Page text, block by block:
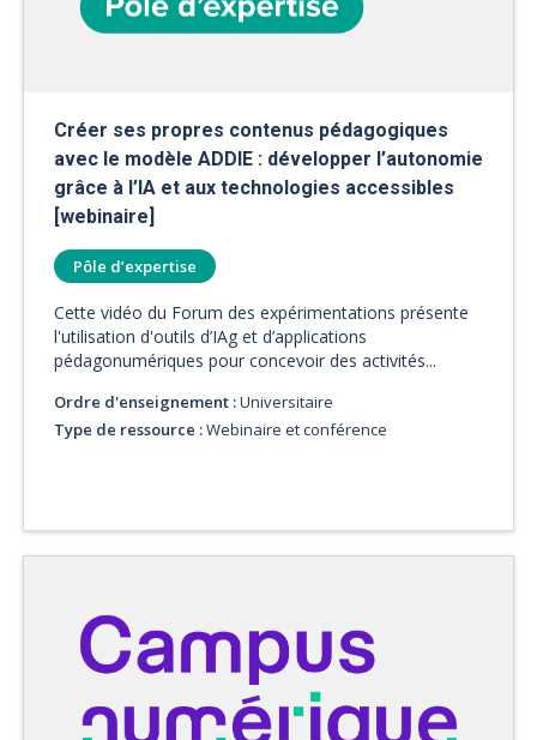
Créer ses propres contenus pédagogiques
avec le modèle ADDIE : développer l’autonomie
grâce à l’IA et aux technologies accessibles
[webinaire]
Pôle d’expertise
Cette vidéo du Forum des expérimentations présente
l'utilisation d'outils d’IAg et d’applications
pédagonumériques pour concevoir des activités...
Ordre d'enseignement :Universitaire
Type de ressource :Webinaire et conférence